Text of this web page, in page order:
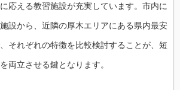
応える教習施設が充実しています。市内に
設から、近隣の厚木エリアにある県内最安
それぞれの特徴を比較検討することが、短
両立させる鍵となります。